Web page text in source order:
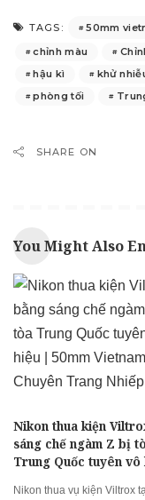
TAGS: 50mm
chỉnh màu
hậu kì
khử
phòng tối
SHARE ON
You Might Also
Nikon thua kiện
sáng chế ngàm Z bị
Trung Quốc tuyên vô
Nikon thua vụ kiện Viltrox